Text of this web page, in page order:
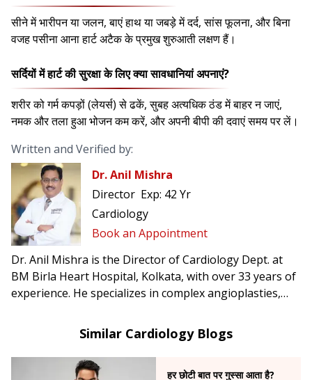
सीने में भारीपन या जलन, बाएं हाथ या जबड़े में दर्द, सांस फूलना, और बिना
वजह पसीना आना हार्ट अटैक के प्रमुख शुरुआती लक्षण हैं।
सर्दियों में हार्ट की सुरक्षा के लिए क्या सावधानियां अपनाएं?
शरीर को गर्म कपड़ों (लेयर्स) से ढकें, सुबह अत्यधिक ठंड में बाहर न जाएं,
नमक और तला हुआ भोजन कम करें, और अपनी बीपी की दवाएं समय पर लें।
Written and Verified by:
Dr. Anil Mishra
Director Exp: 42 Yr
Cardiology
Book an Appointment
Dr. Anil Mishra is the Director of Cardiology Dept. at
BM Birla Heart Hospital, Kolkata, with over 33 years of
experience. He specializes in complex angioplasties,
the first in Eastern India to perform rotablation and
implant leadless pacemakers.
Similar Cardiology Blogs
हर छोटी बात पर गुस्सा आता है?